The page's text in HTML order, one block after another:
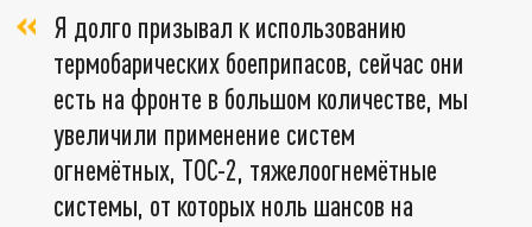
Я долго призывал к использованию
термобарических боеприпасов, сейчас они
есть на фронте в большом количестве, мы
увеличили применение систем
огнемётных, ТОС-2, тяжелоогнемётные
системы, от которых ноль шансов на